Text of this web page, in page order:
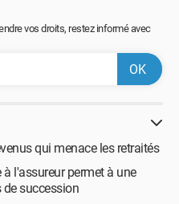
vos droits, restez informé avec
qui menace les retraités
l'assureur permet à une
succession